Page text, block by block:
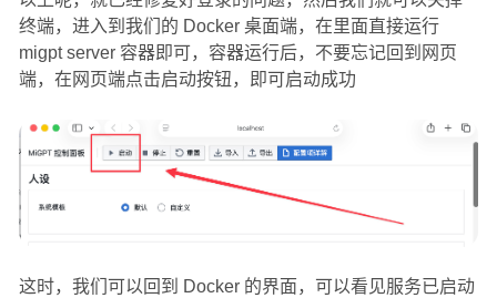
终端，进入到我们的 Docker 桌面端，在里面直接运行
migpt server 容器即可，容器运行后，不要忘记回到网页
端，在网页端点击启动按钮，即可启动成功
这时，我们可以回到 Docker 的界面，可以看见服务已启动